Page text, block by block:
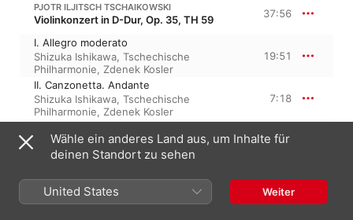
PJOTR ILJITSCH TSCHAIKOWSKI
Violinkonzert in D-Dur, Op. 35, TH 59 37:56
I. Allegro moderato
Shizuka Ishikawa, Tschechische
Philharmonie, Zdenek Kosler
19:51
II. Canzonetta. Andante
Shizuka Ishikawa, Tschechische
Philharmonie, Zdenek Kosler
7:18
Tschechische Philharmonie,Shizuka
Ishikawa,Zdenek Kosler
10:45
PJOTR ILJITSCH TSCHAIKOWSKI
Wähle ein anderes Land aus, um Inhalte für
deinen Standort zu sehen
United States Weiter